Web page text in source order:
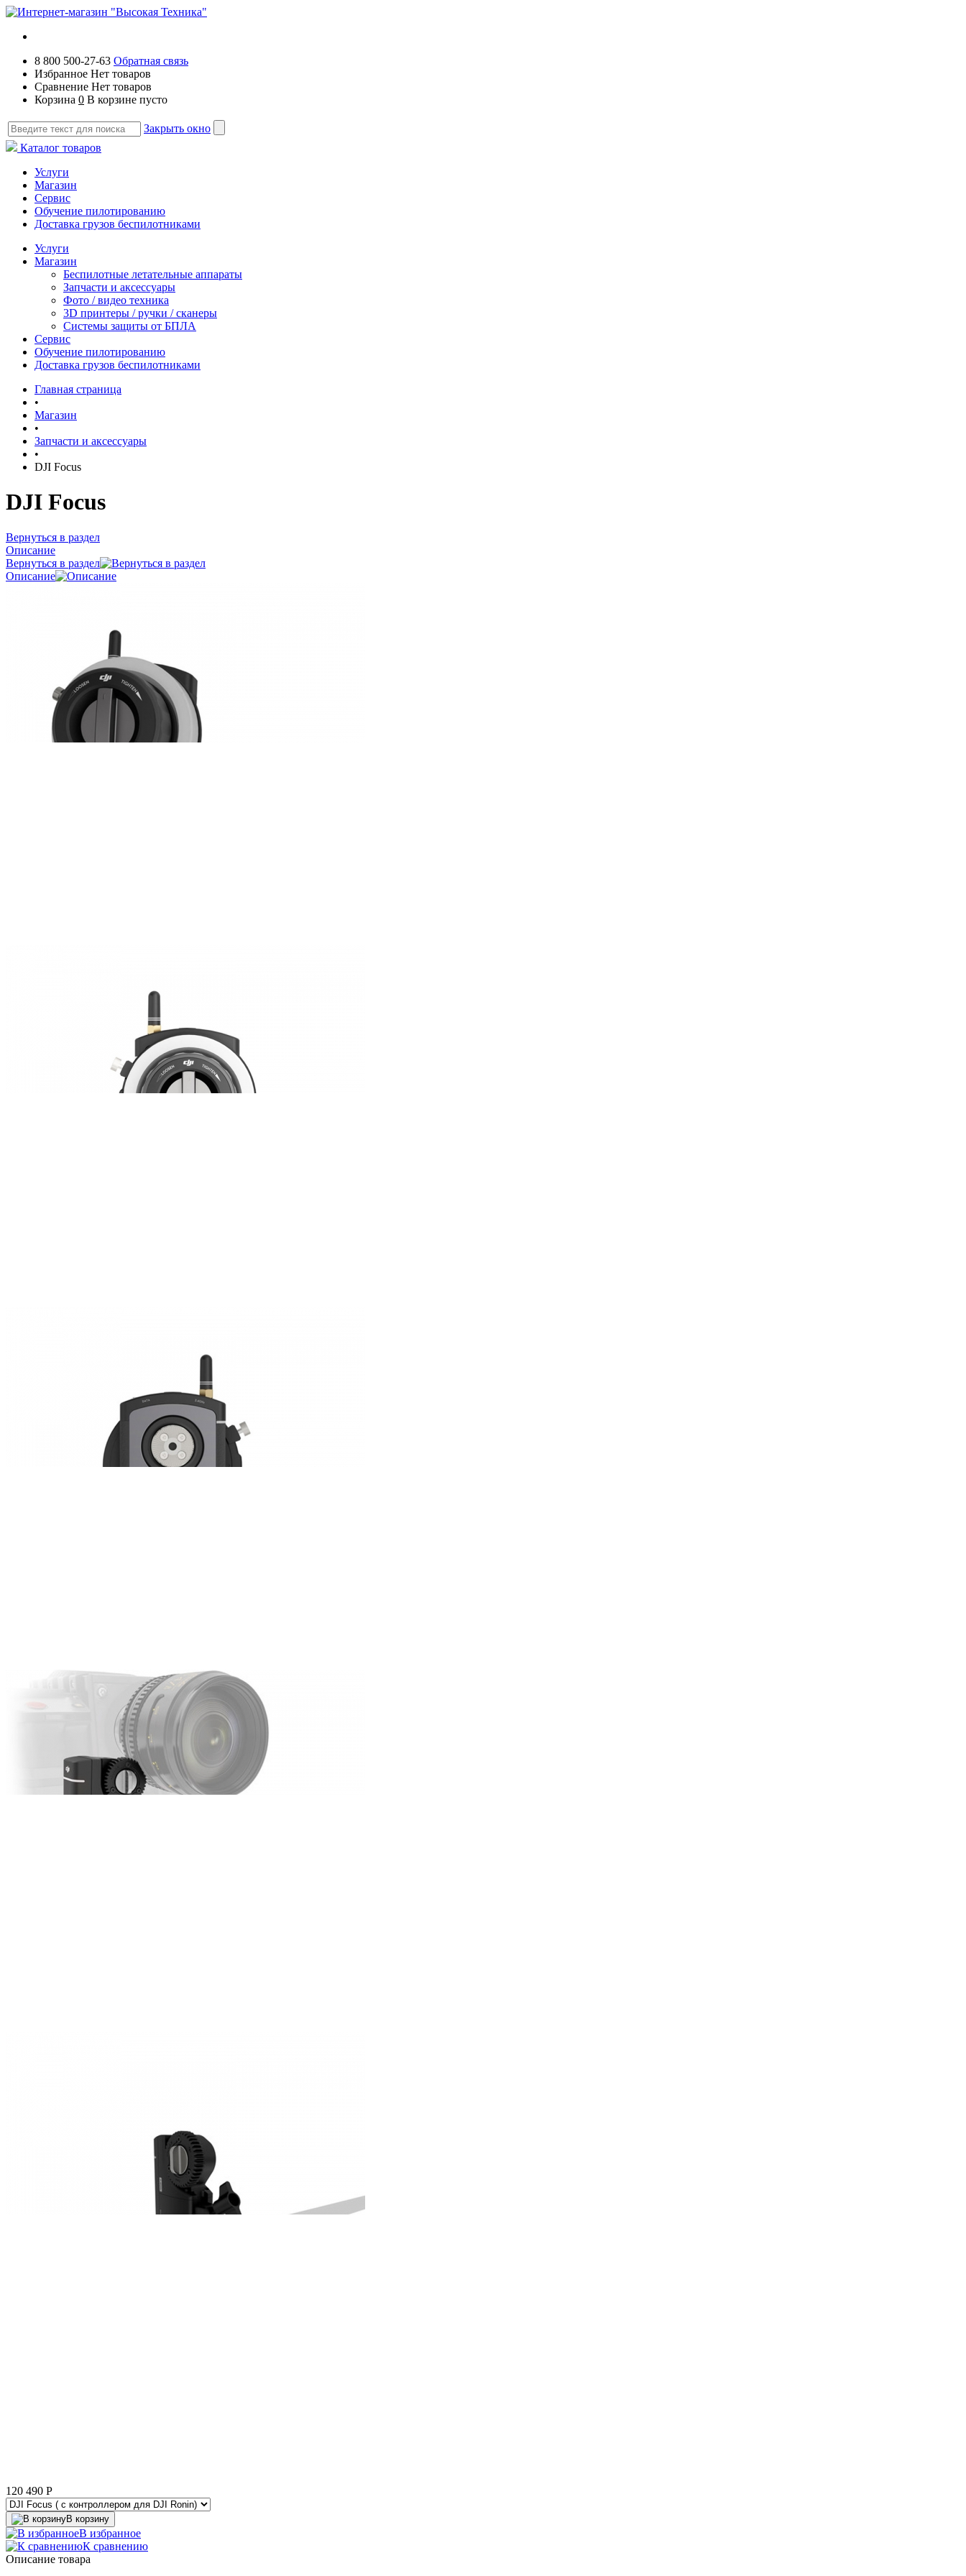
8 800 500-27-63 Обратная связь
Избранное Нет товаров
Сравнение Нет товаров
Корзина 0 В корзине пусто
Закрыть окно
Каталог товаров
Услуги
Магазин
Сервис
Обучение пилотированию
Доставка грузов беспилотниками
Услуги
Магазин
Беспилотные летательные аппараты
Запчасти и аксессуары
Фото / видео техника
3D принтеры / ручки / сканеры
Системы защиты от БПЛА
Сервис
Обучение пилотированию
Доставка грузов беспилотниками
Главная страница
•
Магазин
•
Запчасти и аксессуары
•
DJI Focus
DJI Focus
Вернуться в раздел
Описание
Вернуться в раздел
Описание
120 490 P
В корзину
В избранное
К сравнению
Описание товара